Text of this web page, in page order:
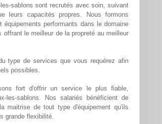
sablons sont recrutés avec soin, suivant
leurs capacités propres. Nous formons
performants dans le domaine
le meilleur de la propreté au meilleur
type de services que vous requérez afin
possibles.
fort d'offrir un service le plus fiable,
les-sablons. Nos salariés bénéficient de
maitrise de tout type d'équipement qu'ils
grande flexibilité.